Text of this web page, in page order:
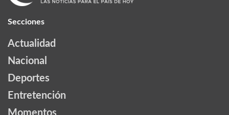
Secciones
Actualidad
Nacional
Deportes
Entretención
Momentos